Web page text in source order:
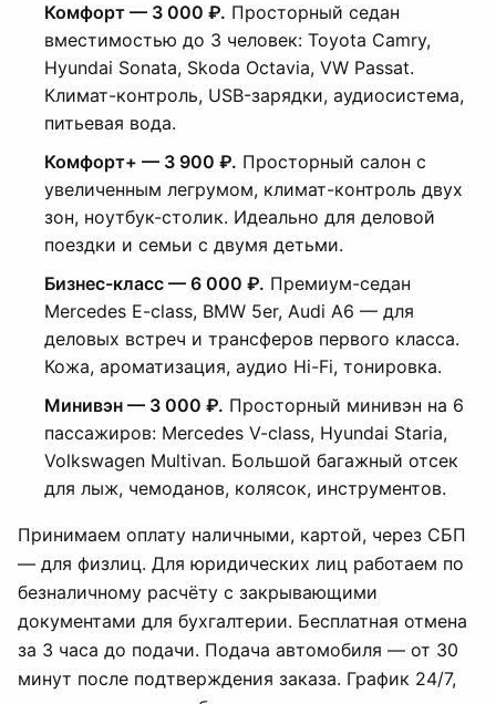
Комфорт — 3 000 ₽. Просторный седан
вместимостью до 3 человек: Toyota Camry,
Hyundai Sonata, Skoda Octavia, VW Passat.
Климат-контроль, USB-зарядки, аудиосистема,
питьевая вода.
Комфорт+ — 3 900 ₽. Просторный салон с
увеличенным легрумом, климат-контроль двух
зон, ноутбук-столик. Идеально для деловой
поездки и семьи с двумя детьми.
Бизнес-класс — 6 000 ₽. Премиум-седан
Mercedes E-class, BMW 5er, Audi A6 — для
деловых встреч и трансферов первого класса.
Кожа, ароматизация, аудио Hi-Fi, тонировка.
Минивэн — 3 000 ₽. Просторный минивэн на 6
пассажиров: Mercedes V-class, Hyundai Staria,
Volkswagen Multivan. Большой багажный отсек
для лыж, чемоданов, колясок, инструментов.
Принимаем оплату наличными, картой, через СБП
— для физлиц. Для юридических лиц работаем по
безналичному расчёту с закрывающими
документами для бухгалтерии. Бесплатная отмена
за 3 часа до подачи. Подача автомобиля — от 30
минут после подтверждения заказа. График 24/7,